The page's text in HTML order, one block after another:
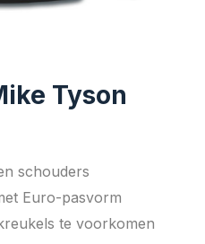
Tyson
schouders
Euro-pasvorm
te voorkomen